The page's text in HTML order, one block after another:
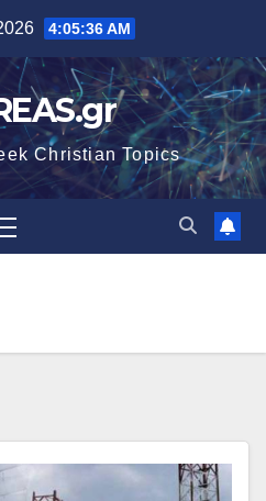
4:05:36 AM
Christian Topics